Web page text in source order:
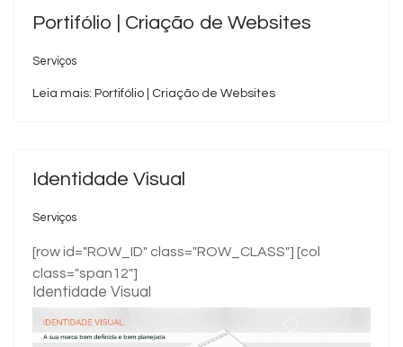
Portifólio | Criação de Websites
Serviços
Leia mais: Portifólio | Criação de Websites
Identidade Visual
Serviços
[row id="ROW_ID" class="ROW_CLASS"] [col
class="span12"]
Identidade Visual